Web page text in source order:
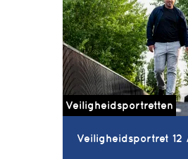
Veiligheidsportretten
Veiligheidsportret 12